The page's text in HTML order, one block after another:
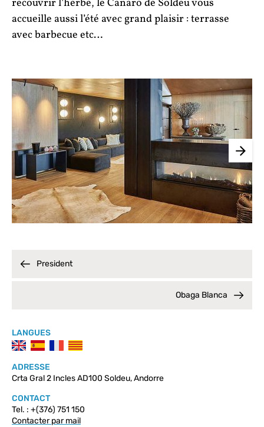
recouvrir l’herbe, le Canaro de Soldeu vous
accueille aussi l’été avec grand plaisir : terrasse
avec barbecue etc…
LANGUES
ADRESSE
Crta Gral 2 Incles AD100 Soldeu, Andorre
CONTACT
Tel. : +(376) 751 150
Contacter par mail
President
Obaga Blanca